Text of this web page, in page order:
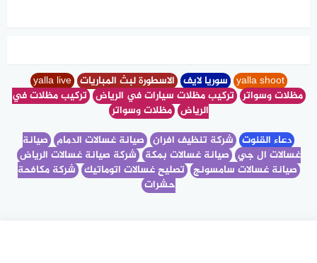
yalla shoot سوريا لايفالاسطورة لبث المبارياتyalla live
مظلات وسواترتركيب مظلات سيارات في الرياضتركيب مظلات في
الرياضمظلات وسواتر
دعاء القنوتشركة تنظيف افرانصيانة غسالات الدمامصيانة
غسالات ال جيصيانة غسالات بمكةشركة صيانة غسالات الرياض
صيانة غسالات سامسونجتصليح غسالات اتوماتيكشركة مكافحة
حشرات